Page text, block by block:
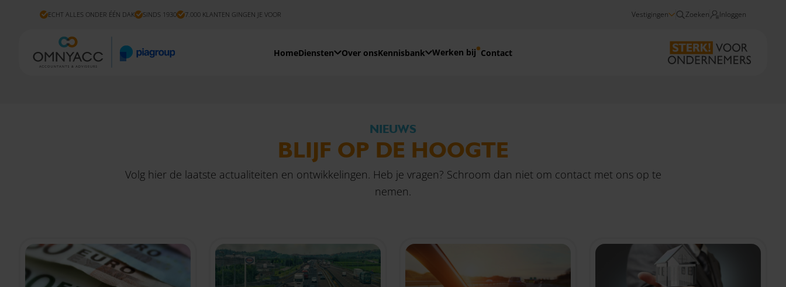
ECHT ALLES ONDER ÉÉN DAK SINDS 1930 7.000 KLANTEN GINGEN JE VOOR Vestigingen Zoeken Inloggen
HomeDiensten Over onsKennisbank Werken bij Contact
Nieuws
NIEUWS
BLIJF OP DE HOOGTE
Volg hier de laatste actualiteiten en ontwikkelingen. Heb je vragen? Schroom dan niet om contactmet ons op te
nemen.